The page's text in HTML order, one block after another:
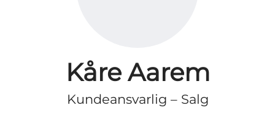
Kåre Aarem
Kundeansvarlig – Salg